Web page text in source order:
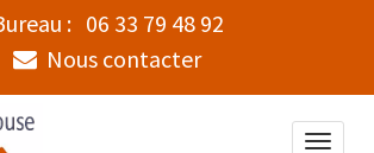
: 06 33 79 48 92
Nous contacter
Toggle